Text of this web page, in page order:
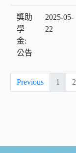
獎助
學
金:
公告
2025-05-
22
Previous 1 2